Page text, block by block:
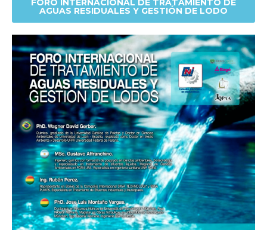
FORO INTERNACIONAL DE TRATAMIENTO DE
AGUAS RESIDUALES Y GESTIÓN DE LODO